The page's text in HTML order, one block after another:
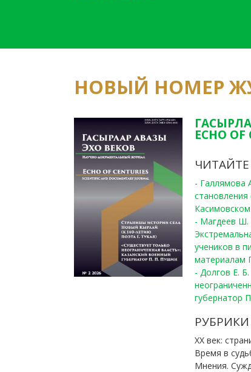
НОВЫЙ НОМЕР
ECHO
- Галлямова
Касимовском
- Магдеев Ш.
учеников в
материалам
- Долгов Е.
губернатор
ХХ век:
Время в
Мнения.